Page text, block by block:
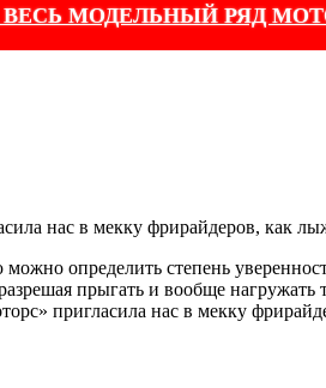
МОДЕЛЬНЫЙ РЯД
нас в мекку фрирайдеров, как
определить степень
прыгать и вообще
пригласила нас в мекку